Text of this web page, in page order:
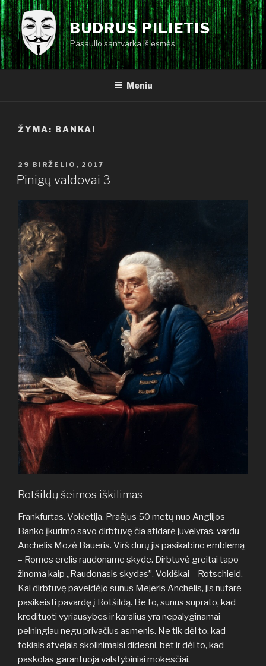
Eiti
prie
turinio
BUDRUS PILIETIS
Pasaulio santvarka iš esmės
Meniu
ŽYMA: BANKAI
PASKELBTA
29 BIRŽELIO, 2017
Pinigų valdovai 3
Rotšildų šeimos iškilimas
Frankfurtas. Vokietija. Praėjus 50 metų nuo Anglijos
Banko įkūrimo savo dirbtuvę čia atidarė juvelyras, vardu
Anchelis Mozė Baueris. Virš durų jis pasikabino emblemą
– Romos erelis raudoname skyde. Dirbtuvė greitai tapo
žinoma kaip „Raudonasis skydas”. Vokiškai – Rotschield.
Kai dirbtuvę paveldėjo sūnus Mejeris Anchelis, jis nutarė
pasikeisti pavardę į Rotšildą. Be to, sūnus suprato, kad
kredituoti vyriausybes ir karalius yra nepalyginamai
pelningiau negu privačius asmenis. Ne tik dėl to, kad
tokiais atvejais skolinimaisi didesni, bet ir dėl to, kad
paskolas garantuoja valstybiniai mokesčiai.